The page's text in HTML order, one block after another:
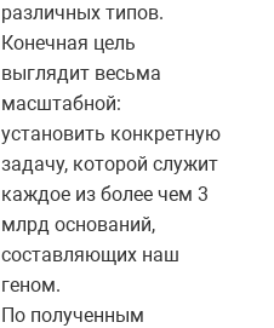
различных типов.
Конечная цель
выглядит весьма
масштабной:
установить конкретную
задачу, которой служит
каждое из более чем 3
млрд оснований,
составляющих наш
геном.
По полученным